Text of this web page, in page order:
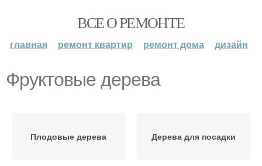
ВСЕ О РЕМОНТЕ
главная ремонт квартир ремонт дома дизайн
Фруктовые дерева
Плодовые дерева Дерева для посадки